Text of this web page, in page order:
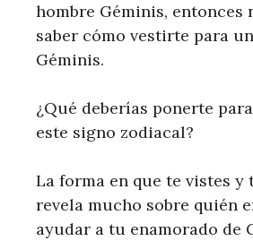
hombre Géminis, entonces
saber cómo vestirte para
Géminis.
¿Qué deberías ponerte
este signo zodiacal?
La forma en que te vistes y
revela mucho sobre quién
ayudar a tu enamorado de